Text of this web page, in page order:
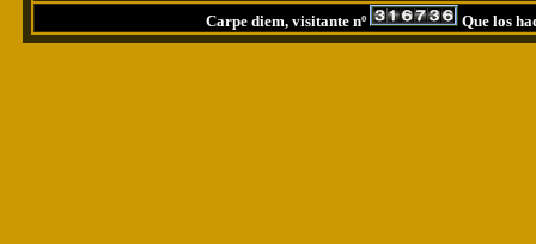
Carpe diem, visitante nº Que los